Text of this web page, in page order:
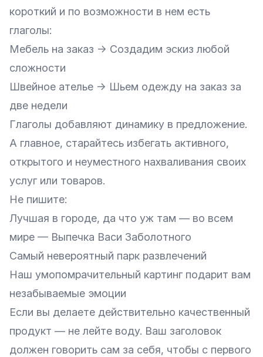
короткий и по возможности в нем есть
глаголы:
Мебель на заказ → Создадим эскиз любой
сложности
Швейное ателье → Шьем одежду на заказ за
две недели
Глаголы добавляют динамику в предложение.
А главное, старайтесь избегать активного,
открытого и неуместного нахваливания своих
услуг или товаров.
Не пишите:
Лучшая в городе, да что уж там — во всем
мире — Выпечка Васи Заболотного
Самый невероятный парк развлечений
Наш умопомрачительный картинг подарит вам
незабываемые эмоции
Если вы делаете действительно качественный
продукт — не лейте воду. Ваш заголовок
должен говорить сам за себя, чтобы с первого